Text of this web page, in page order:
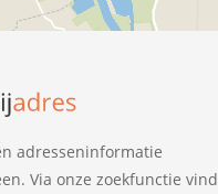
adresseninformatie
Via onze zoekfunctie vind